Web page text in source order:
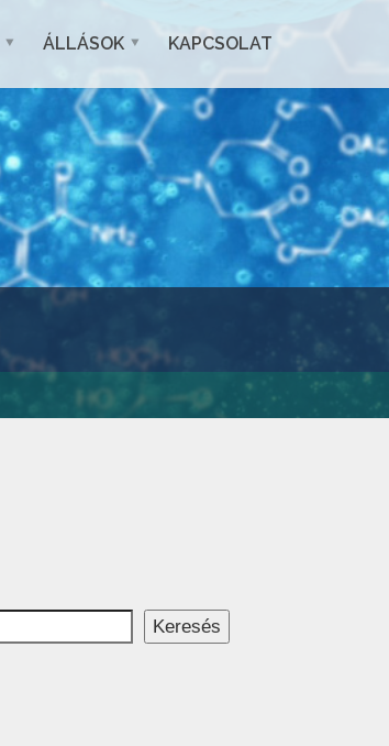
ÁLLÁSOK KAPCSOLAT
Keresés